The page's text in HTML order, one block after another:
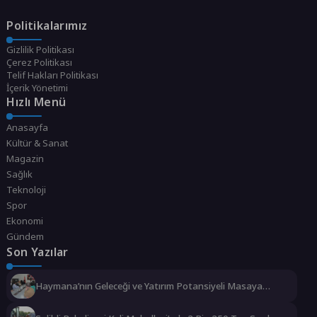
Politikalarımız
Gizlilik Politikası
Çerez Politikası
Telif Hakları Politikası
İçerik Yönetimi
Hızlı Menü
Anasayfa
Kültür & Sanat
Magazin
Sağlık
Teknoloji
Spor
Ekonomi
Gündem
Son Yazılar
Haymana’nın Geleceği ve Yatırım Potansiyeli Masaya